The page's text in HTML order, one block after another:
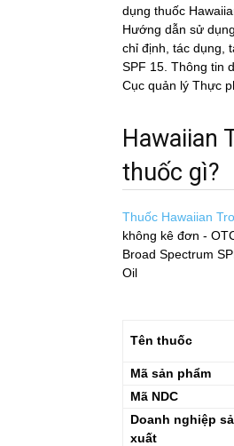
dụng thuốc
Hướng dẫn sử
chỉ định, tác dụng,
SPF 15. Thông tin
Cục quản lý Thực
Hawaiian
thuốc gì?
Thuốc Hawaiian
không kê đơn -
Broad Spectrum
Oil
Tên thuốc
Mã sản phẩm
Mã NDC
Doanh nghiệp
xuất